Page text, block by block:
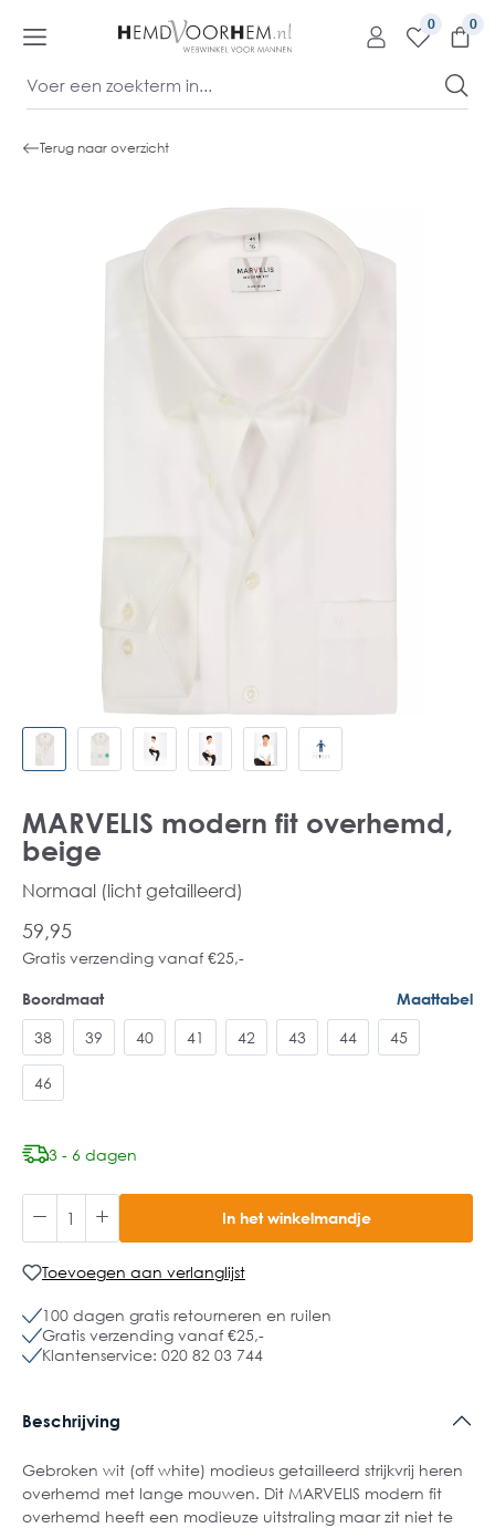
0
Terug naar overzicht
MARVELIS modern fit overhemd,
beige
Normaal (licht getailleerd)
59,95
Gratis verzending vanaf €25,-
Boordmaat Maattabel
38 39 40 41 42 43 44 45
46
3 - 6 dagen
In het winkelmandje
Toevoegen aan verlanglijst
100 dagen gratis retourneren en ruilen
Gratis verzending vanaf €25,-
Klantenservice: 020 82 03 744
Beschrijving
Gebroken wit (off white) modieus getailleerd strijkvrij heren
overhemd met lange mouwen. Dit MARVELIS modern fit
overhemd heeft een modieuze uitstraling maar zit niet te